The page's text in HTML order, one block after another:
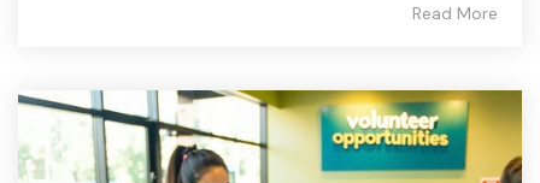
Read More